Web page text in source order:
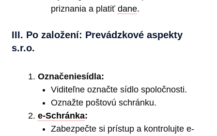
priznania a platiť dane.
III. Po založení: Prevádzkové aspekty
s.r.o.
Označeniesídla:
Viditeľne označte sídlo spoločnosti.
Oznažte poštovú schránku.
e-Schránka:
Zabezpečte si prístup a kontrolujte e-